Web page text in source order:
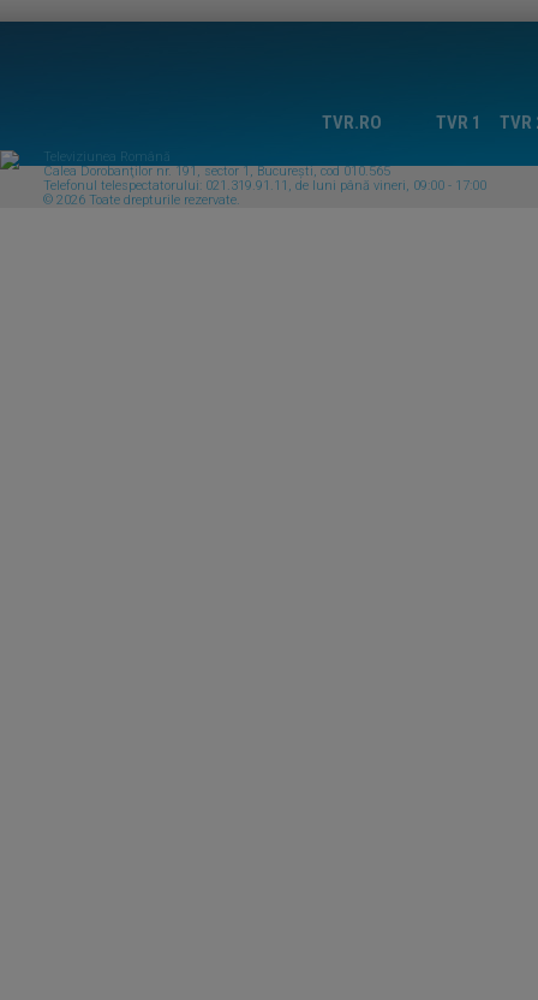
TVR
TVR 1
TVR.RO
Televiziunea Română
Calea Dorobanţilor nr. 191, sector 1, Bucureşti, cod 010.565
Telefonul telespectatorului: 021.319.91.11, de luni până vineri, 09:00 - 17:00
© 2026 Toate drepturile rezervate.